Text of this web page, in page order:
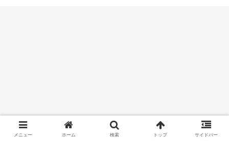
メニュー ホーム 検索 トップ サイドバー